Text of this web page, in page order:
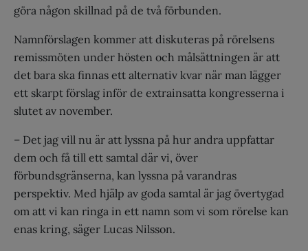
göra någon skillnad på de två förbunden.
Namnförslagen kommer att diskuteras på rörelsens
remissmöten under hösten och målsättningen är att
det bara ska finnas ett alternativ kvar när man lägger
ett skarpt förslag inför de extrainsatta kongresserna i
slutet av november.
– Det jag vill nu är att lyssna på hur andra uppfattar
dem och få till ett samtal där vi, över
förbundsgränserna, kan lyssna på varandras
perspektiv. Med hjälp av goda samtal är jag övertygad
om att vi kan ringa in ett namn som vi som rörelse kan
enas kring, säger Lucas Nilsson.